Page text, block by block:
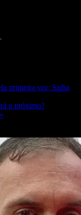
primeira vez; Saiba
o próximo?